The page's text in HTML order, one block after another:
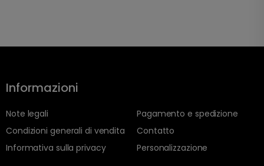
Informazioni
Note legali
Condizioni generali di vendita
Informativa sulla privacy
Pagamento e spedizione
Contatto
Personalizzazione